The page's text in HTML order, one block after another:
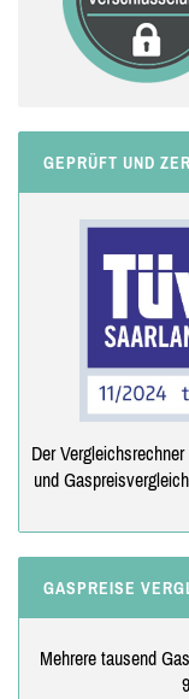
GEPRÜFT UND
Der
und
GASPREISE
Mehrere tausend